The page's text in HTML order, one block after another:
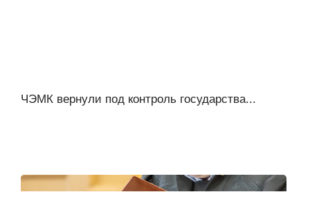
ЧЭМК вернули под контроль государства...